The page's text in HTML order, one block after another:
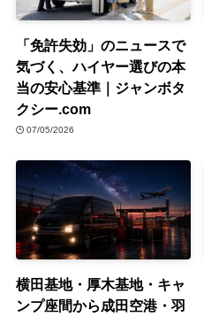
「免許失効」のニュースで
気づく、ハイヤー選びの本
当の安心基準｜ジャンボタ
クシー.com
07/05/2026
横田基地・厚木基地・キャ
ンプ座間から成田空港・羽